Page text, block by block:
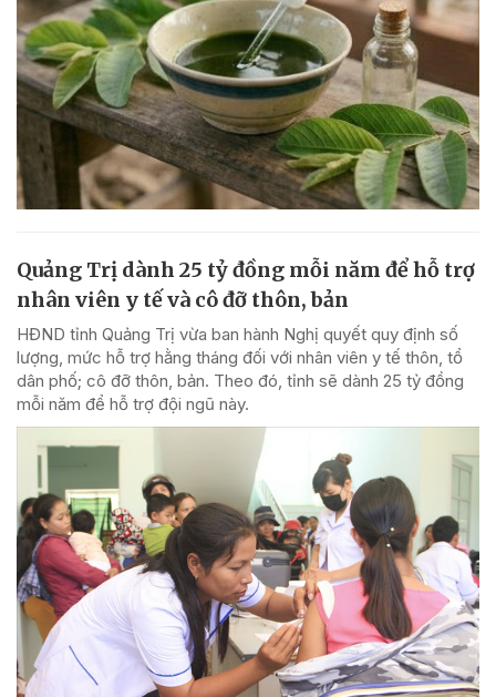
Quảng Trị dành 25 tỷ đồng mỗi năm để hỗ trợ
nhân viên y tế và cô đỡ thôn, bản
HĐND tỉnh Quảng Trị vừa ban hành Nghị quyết quy định số
lượng, mức hỗ trợ hằng tháng đối với nhân viên y tế thôn, tổ
dân phố; cô đỡ thôn, bản. Theo đó, tỉnh sẽ dành 25 tỷ đồng
mỗi năm để hỗ trợ đội ngũ này.